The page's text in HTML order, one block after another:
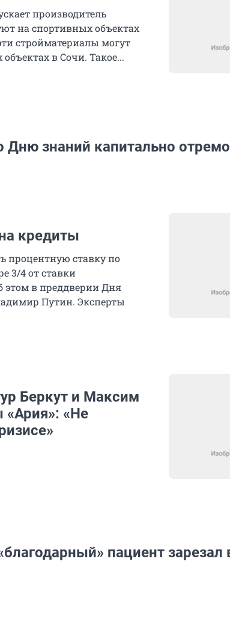
производитель
на спортивных объектах
стройматериалы могут
в Сочи. Такое...
знаний капитально
кредиты
процентную ставку по
3/4 от ставки
этом в преддверии Дня
Путин. Эксперты
Беркут и Максим
«Ария»: «Не
пациент зарезал